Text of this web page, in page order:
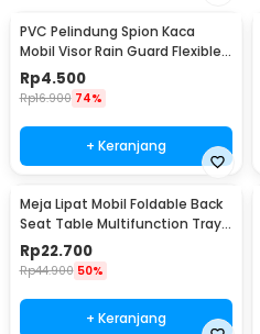
PVC Pelindung Spion Kaca
Mobil Visor Rain Guard Flexible 2
PCS - BH030
Rp4.500
Rp16.900 74%
+ Keranjang
Meja Lipat Mobil Foldable Back
Seat Table Multifunction Tray -
JH-924
Rp22.700
Rp44.900 50%
+ Keranjang